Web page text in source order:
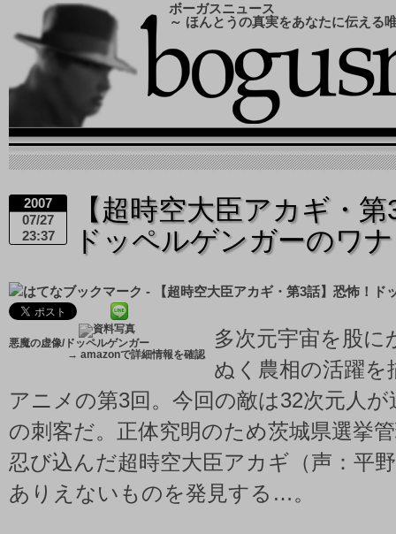
ボーガスニュース
～ ほんとうの真実をあなたに伝える
2007
07/27
23:37
【超時空大臣アカギ・
ドッペルゲンガーのワ
悪魔の虚像/ドッペルゲンガー
→ amazonで詳細情報を確認
多次元宇宙を股
ぬく農相の活躍を
アニメの第3回。今回の敵は32次元人
の刺客だ。正体究明のため茨城県選挙
忍び込んだ超時空大臣アカギ（声：平
ありえないものを発見する…。